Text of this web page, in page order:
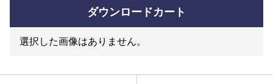
ダウンロードカート
選択した画像はありません。